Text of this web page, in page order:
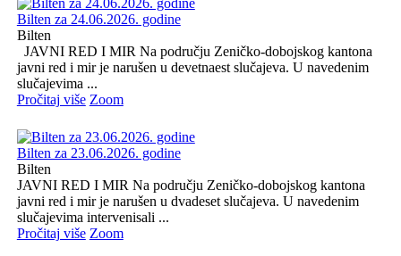
Bilten za 24.06.2026. godine
Bilten
JAVNI RED I MIR Na području Zeničko-dobojskog kantona
javni red i mir je narušen u devetnaest slučajeva. U navedenim
slučajevima ...
Pročitaj više Zoom
Bilten za 23.06.2026. godine
Bilten
JAVNI RED I MIR Na području Zeničko-dobojskog kantona
javni red i mir je narušen u dvadeset slučajeva. U navedenim
slučajevima intervenisali ...
Pročitaj više Zoom